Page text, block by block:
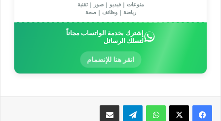
منوعات | فيديو | صور | تقنية
رياضة | وظائف | صحة
إشترك بخدمة الواتساب مجاناً
لتصلك الرسائل
انقر هنا للإنضمام
واتسابتيلقرام مشاركة عبر البريد